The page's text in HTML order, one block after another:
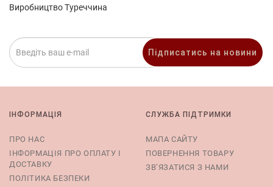
Виробництво Туреччина
Підписатись на новини
ІНФОРМАЦІЯ
ПРО НАС
ІНФОРМАЦІЯ ПРО ОПЛАТУ І
ДОСТАВКУ
ПОЛІТИКА БЕЗПЕКИ
СЛУЖБА ПІДТРИМКИ
МАПА САЙТУ
ПОВЕРНЕННЯ ТОВАРУ
ЗВ’ЯЗАТИСЯ З НАМИ